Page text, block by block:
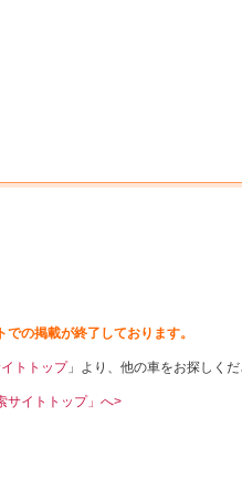
の掲載が終了しております。
トトップ」より、他の車をお探しくだ
サイトトップ」へ>